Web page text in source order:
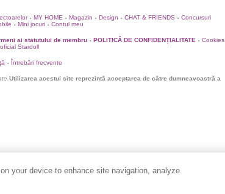
• MY HOME • Magazin • Design • CHAT & FRIENDS • Concursuri
• Mini jocuri • Contul meu
ai statutului de membru • POLITICĂ DE CONFIDENȚIALITATE • Cookies
Stardoll
• Întrebări frecvente
Utilizarea acestui site reprezintă acceptarea de către dumneavoastră a
your device to enhance site navigation, analyze